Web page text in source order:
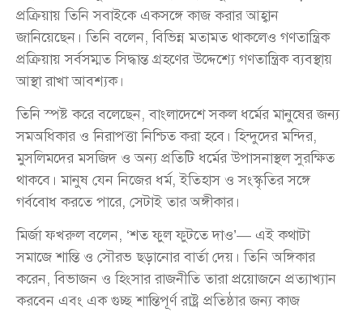
প্রক্রিয়ায় তিনি সবাইকে একসঙ্গে কাজ করার আহ্বান
জানিয়েছেন। তিনি বলেন, বিভিন্ন মতামত থাকলেও গণতান্ত্রিক
প্রক্রিয়ায় সর্বসম্মত সিদ্ধান্ত গ্রহণের উদ্দেশ্যে গণতান্ত্রিক ব্যবস্থায়
আস্থা রাখা আবশ্যক।
তিনি স্পষ্ট করে বলেছেন, বাংলাদেশে সকল ধর্মের মানুষের জন্য
সমঅধিকার ও নিরাপত্তা নিশ্চিত করা হবে। হিন্দুদের মন্দির,
মুসলিমদের মসজিদ ও অন্য প্রতিটি ধর্মের উপাসনাস্থল সুরক্ষিত
থাকবে। মানুষ যেন নিজের ধর্ম, ইতিহাস ও সংস্কৃতির সঙ্গে
গর্ববোধ করতে পারে, সেটাই তার অঙ্গীকার।
মির্জা ফখরুল বলেন, ‘শত ফুল ফুটতে দাও’— এই কথাটা
সমাজে শান্তি ও সৌরভ ছড়ানোর বার্তা দেয়। তিনি অঙ্গিকার
করেন, বিভাজন ও হিংসার রাজনীতি তারা প্রয়োজনে প্রত্যাখ্যান
করবেন এবং এক গুচ্ছ শান্তিপূর্ণ রাষ্ট্র প্রতিষ্ঠার জন্য কাজ